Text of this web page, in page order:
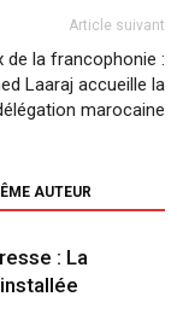
Article suivant
de la francophonie :
Laaraj accueille la
marocaine
AUTEUR
: La